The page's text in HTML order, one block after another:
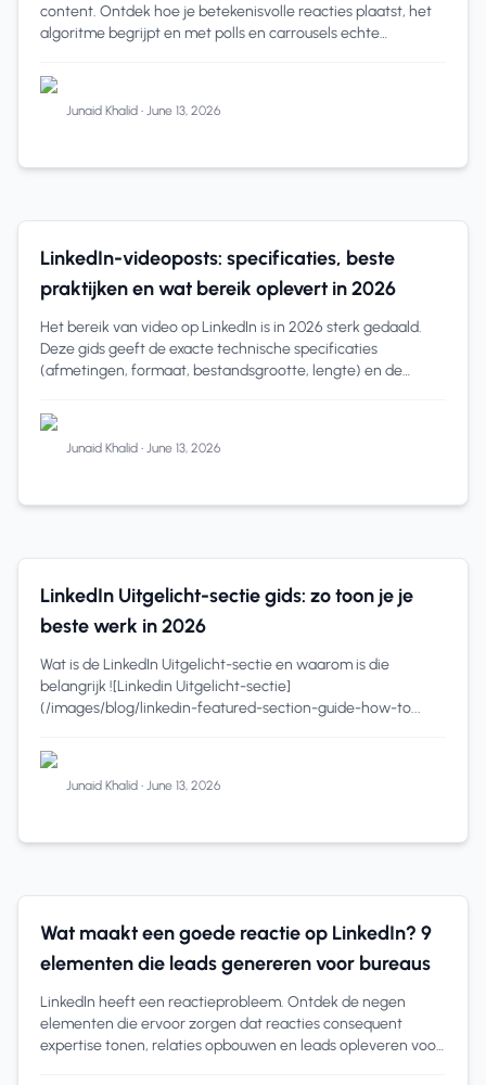
content. Ontdek hoe je betekenisvolle reacties plaatst, het
algoritme begrijpt en met polls en carrousels echte
Junaid Khalid • June 13, 2026
linkedin video 11 min read
LinkedIn-videoposts: specificaties, beste
praktijken en wat bereik oplevert in 2026
Het bereik van video op LinkedIn is in 2026 sterk gedaald.
Deze gids geeft de exacte technische specificaties
(afmetingen, formaat, bestandsgrootte, lengte) en de
Junaid Khalid • June 13, 2026
LinkedIn Tips 10 min read
LinkedIn Uitgelicht-sectie gids: zo toon je je
beste werk in 2026
Wat is de LinkedIn Uitgelicht-sectie en waarom is die
belangrijk ![Linkedin Uitgelicht-sectie]
(/images/blog/linkedin-featured-section-guide-how-to...
Junaid Khalid • June 13, 2026
LinkedIn Engagement 9 min read
Wat maakt een goede reactie op LinkedIn? 9
elementen die leads genereren voor bureaus
LinkedIn heeft een reactieprobleem. Ontdek de negen
elementen die ervoor zorgen dat reacties consequent
expertise tonen, relaties opbouwen en leads opleveren voor